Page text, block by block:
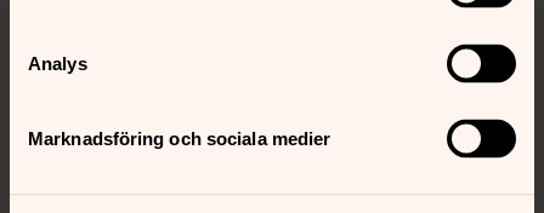
Analys
Marknadsföring och sociala medier
Kontakt